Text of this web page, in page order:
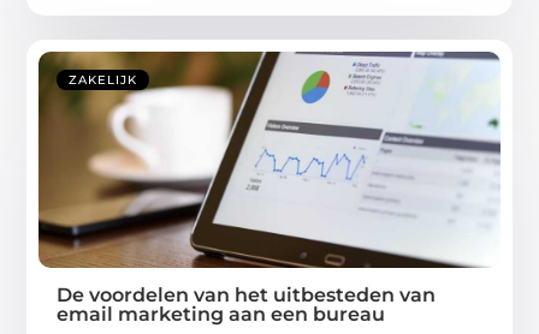
ZAKELIJK
De voordelen van het uitbesteden van
email marketing aan een bureau